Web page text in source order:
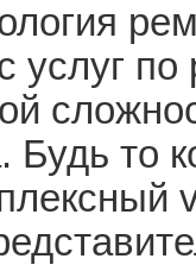
услуг
Будь то